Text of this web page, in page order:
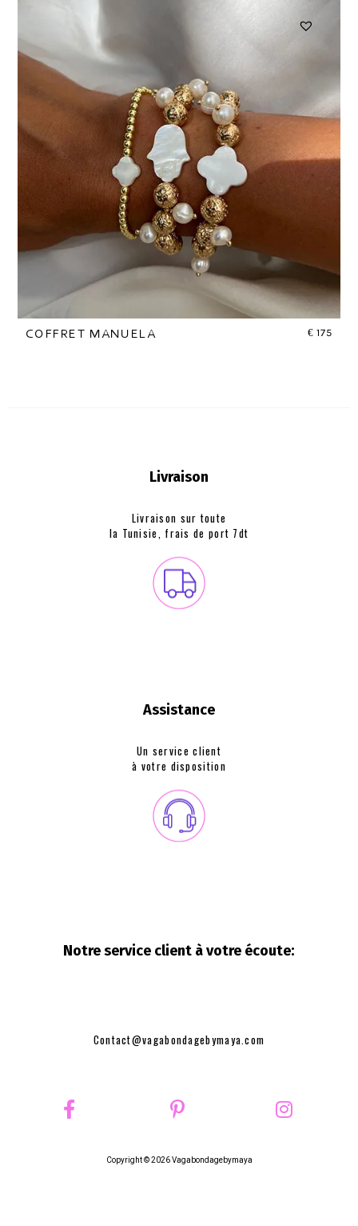
COFFRET MANUELA € 175
Livraison
Livraison sur toute
la Tunisie, frais de port 7dt
Assistance
Un service client
à votre disposition
Notre service client à votre écoute:
Contact@vagabondagebymaya.com
Copyright © 2026 Vagabondagebymaya